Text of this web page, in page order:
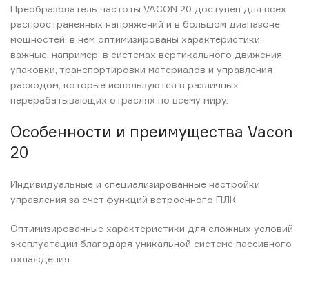
Преобразователь частоты VACON 20 доступен для всех
распространенных напряжений и в большом диапазоне
мощностей, в нем оптимизированы характеристики,
важные, например, в системах вертикального движения,
упаковки, транспортировки материалов и управления
расходом, которые используются в различных
перерабатывающих отраслях по всему миру.
Особенности и преимущества Vacon
20
Индивидуальные и специализированные настройки
управления за счет функций встроенного ПЛК
Оптимизированные характеристики для сложных условий
эксплуатации благодаря уникальной системе пассивного
охлаждения